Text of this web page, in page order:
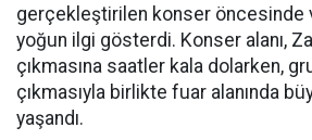
gerçekleştirilen konser öncesinde
yoğun ilgi gösterdi. Konser alanı,
çıkmasına saatler kala dolarken,
çıkmasıyla birlikte fuar alanında
yaşandı.